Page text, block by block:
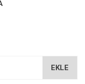
EKLE